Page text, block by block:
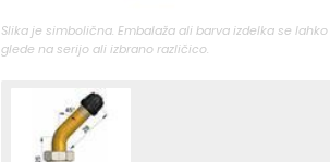
Slika je simbolična. Embalaža ali barva izdelka se
glede na serijo ali izbrano različico.